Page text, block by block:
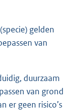
gelden
van
duurzaam
van grond
er geen risico’s